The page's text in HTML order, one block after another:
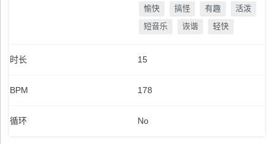
愉快
搞怪 有趣
活泼
短音乐
诙谐 轻快
时长 15
BPM 178
循环 No